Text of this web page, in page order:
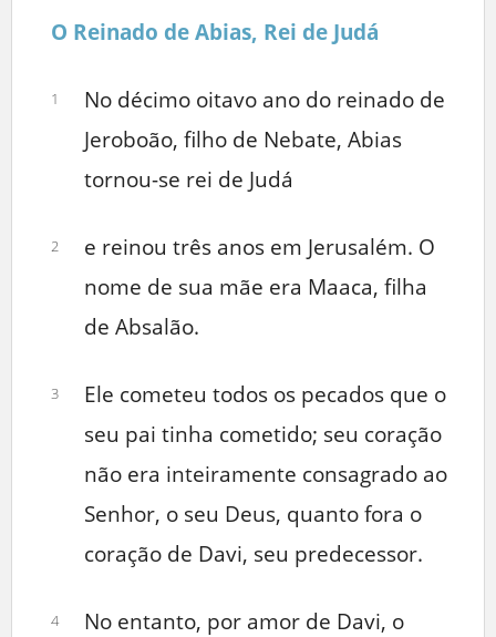
O Reinado de Abias, Rei de Judá
1
No décimo oitavo ano do reinado de
Jeroboão, filho de Nebate, Abias
tornou-se rei de Judá
2
e reinou três anos em Jerusalém. O
nome de sua mãe era Maaca, filha
de Absalão.
3
Ele cometeu todos os pecados que o
seu pai tinha cometido; seu coração
não era inteiramente consagrado ao
Senhor, o seu Deus, quanto fora o
coração de Davi, seu predecessor.
4
No entanto, por amor de Davi, o